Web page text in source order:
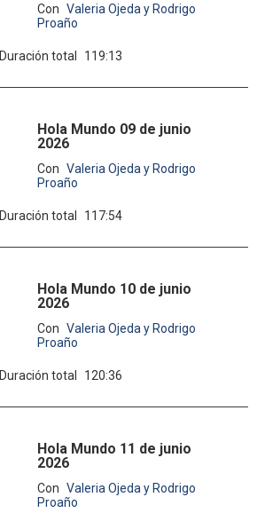
Con Valeria Ojeda y Rodrigo
Proaño
Duración total 119:13
Hola Mundo 09 de junio
2026
Con Valeria Ojeda y Rodrigo
Proaño
Duración total 117:54
Hola Mundo 10 de junio
2026
Con Valeria Ojeda y Rodrigo
Proaño
Duración total 120:36
Hola Mundo 11 de junio
2026
Con Valeria Ojeda y Rodrigo
Proaño